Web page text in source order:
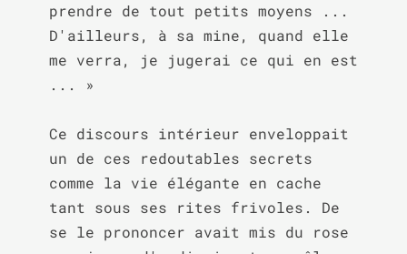
prendre de tout petits moyens ...
D'ailleurs, à sa mine, quand elle
me verra, je jugerai ce qui en est
... »
Ce discours intérieur enveloppait
un de ces redoutables secrets
comme la vie élégante en cache
tant sous ses rites frivoles. De
se le prononcer avait mis du rose